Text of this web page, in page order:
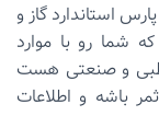
استاندارد گاز و
شما رو با موارد
طبی و صنعتی هست
باشه و اطلاعات